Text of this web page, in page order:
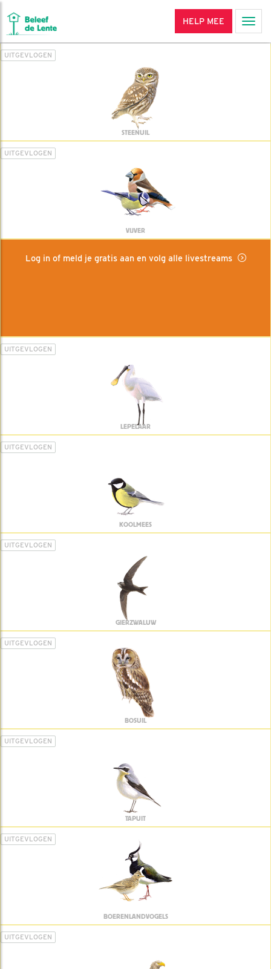
HELP MEE
UITGEVLOGEN
STEENUIL
UITGEVLOGEN
VIJVER
Log in of meld je gratis aan en volg alle livestreams
UITGEVLOGEN
LEPELAAR
UITGEVLOGEN
KOOLMEES
UITGEVLOGEN
GIERZWALUW
UITGEVLOGEN
BOSUIL
UITGEVLOGEN
TAPUIT
UITGEVLOGEN
BOERENLANDVOGELS
UITGEVLOGEN